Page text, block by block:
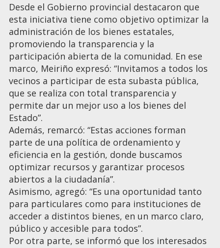
Desde el Gobierno provincial destacaron que
esta iniciativa tiene como objetivo optimizar la
administración de los bienes estatales,
promoviendo la transparencia y la
participación abierta de la comunidad. En ese
marco, Meiriño expresó: “Invitamos a todos los
vecinos a participar de esta subasta pública,
que se realiza con total transparencia y
permite dar un mejor uso a los bienes del
Estado”.
Además, remarcó: “Estas acciones forman
parte de una política de ordenamiento y
eficiencia en la gestión, donde buscamos
optimizar recursos y garantizar procesos
abiertos a la ciudadanía”.
Asimismo, agregó: “Es una oportunidad tanto
para particulares como para instituciones de
acceder a distintos bienes, en un marco claro,
público y accesible para todos”.
Por otra parte, se informó que los interesados